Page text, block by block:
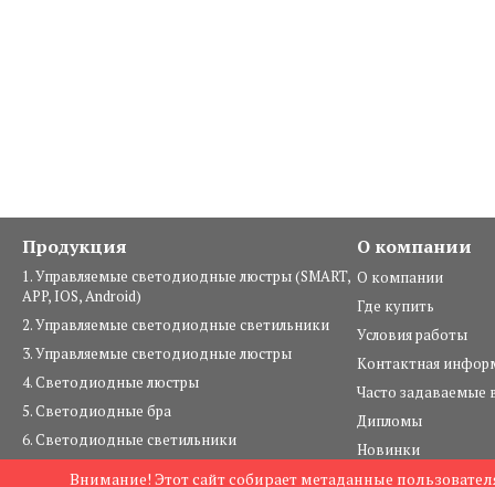
Внимание! Этот сайт собирает метаданные
Продукция
1. Управляемые светодиодные люстры (SMART,
APP, IOS, Android)
2. Управляемые светодиодные светильники
3. Управляемые светодиодные люстры
4. Светодиодные люстры
5. Светодиодные бра
6. Светодиодные светильники
О компании
О компании
Где купить
Условия работы
Контактная
Часто задаваемые
Дипломы
Новинки
© 2004—2026